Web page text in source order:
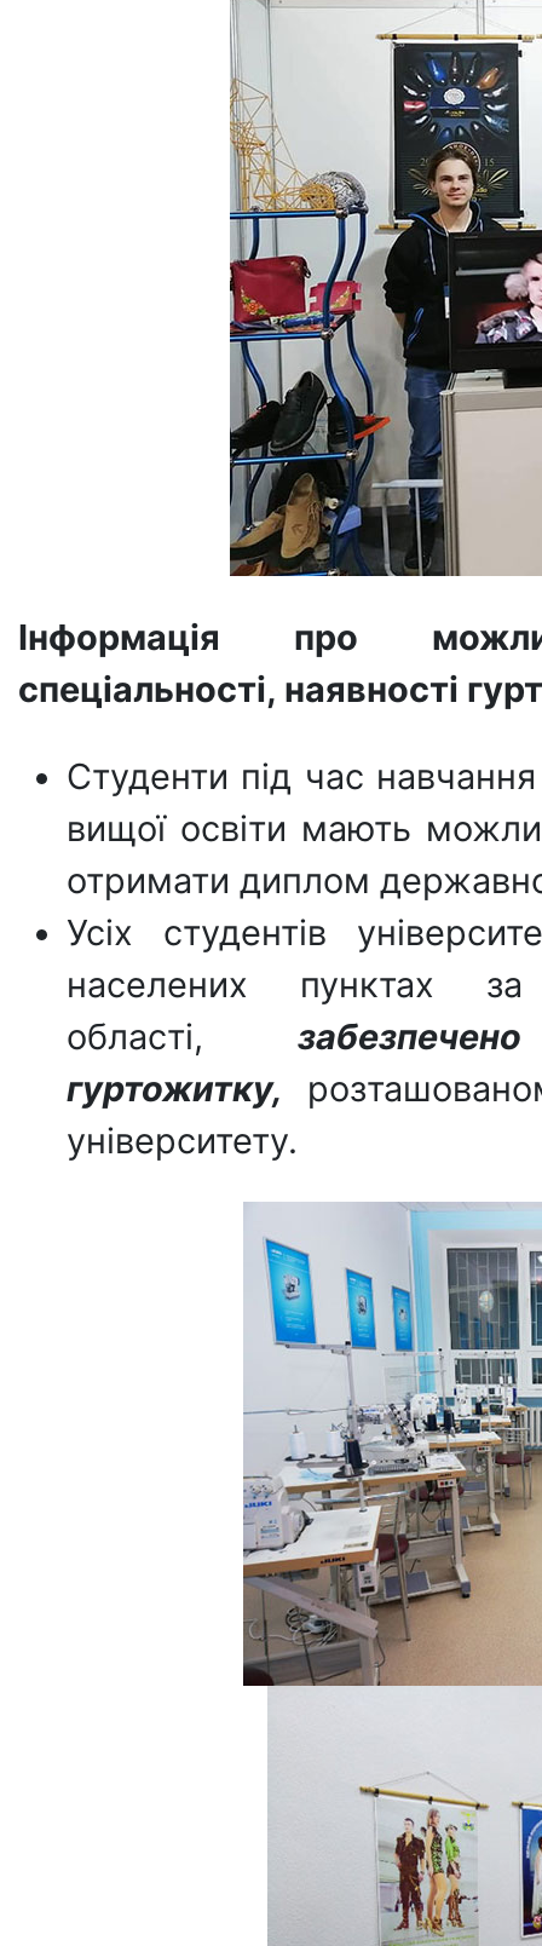
Інформація про
спеціальності, наявності
Студенти під час
вищої освіти мають
отримати диплом
Усіх студентів
населених пунктах
області,
гуртожитку,
університету.